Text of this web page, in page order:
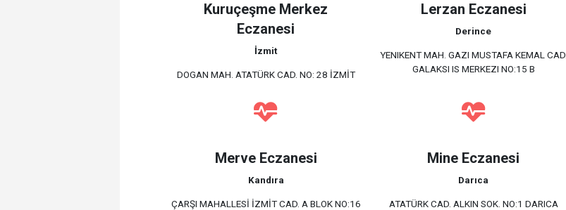
Kuruçeşme Merkez
Eczanesi
İzmit
DOGAN MAH. ATATÜRK CAD. NO: 28 İZMİT
Lerzan Eczanesi
Derince
YENIKENT MAH. GAZI MUSTAFA KEMAL CAD.
GALAKSI IS MERKEZI NO:15 B
Merve Eczanesi
Kandıra
ÇARŞI MAHALLESİ İZMİT CAD. A BLOK NO:16
Mine Eczanesi
Darıca
ATATÜRK CAD. ALKIN SOK. NO:1 DARICA